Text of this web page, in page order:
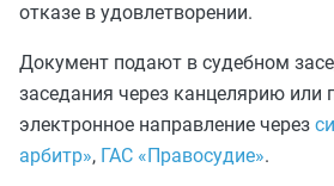
отказе в удовлетворении.
Документ подают в судебном
заседания через канцелярию или
электронное направление через
арбитр», ГАС «Правосудие».